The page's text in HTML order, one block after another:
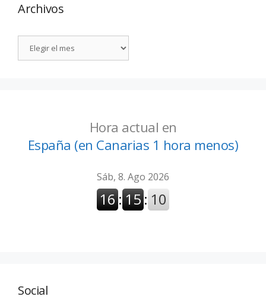
Archivos
Hora actual en
España (en Canarias 1 hora menos)
Social